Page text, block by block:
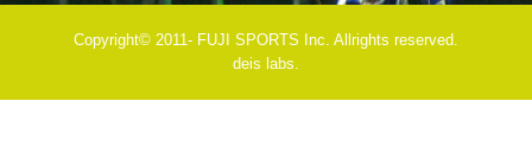
Copyright© 2011- FUJI SPORTS Inc. Allrights reserved.
deis labs.